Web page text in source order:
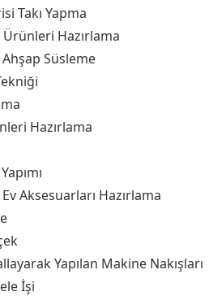
Takı Yapma
Ürünleri Hazırlama
Süsleme
Hazırlama
Aksesuarları Hazırlama
Yapılan Makine Nakışları
İşi